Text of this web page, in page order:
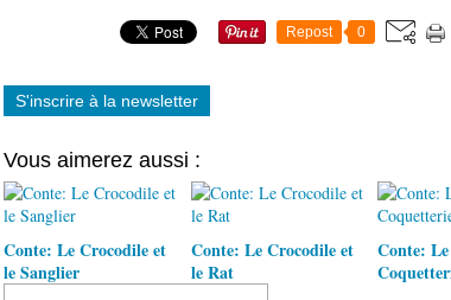
Repost 0
S'inscrire à la newsletter
Vous aimerez aussi :
Conte: Le Crocodile et
le Sanglier
Conte: Le Crocodile et
le Rat
Conte: